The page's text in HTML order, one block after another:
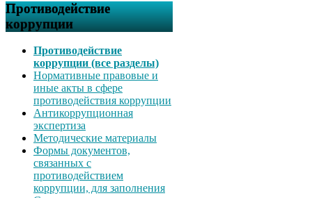
Противодействие
коррупции
Противодействие
коррупции (все разделы)
Нормативные правовые и
иные акты в сфере
противодействия коррупции
Антикоррупционная
экспертиза
Методические материалы
Формы документов,
связанных с
противодействием
коррупции, для заполнения